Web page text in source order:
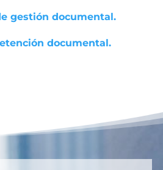
gestión documental.
documental.